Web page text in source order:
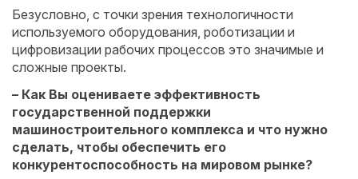
Безусловно, с точки зрения технологичности
используемого оборудования, роботизации и
цифровизации рабочих процессов это значимые и
сложные проекты.
– Как Вы оцениваете эффективность
государственной поддержки
машиностроительного комплекса и что нужно
сделать, чтобы обеспечить его
конкурентоспособность на мировом рынке?